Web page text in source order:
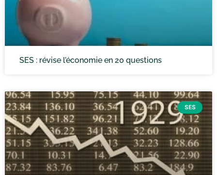
SES : révise l’économie en 20 questions
SES